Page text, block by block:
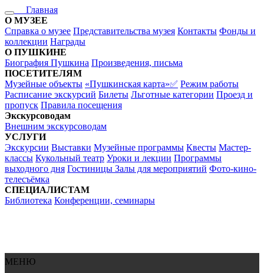
Главная
О МУЗЕЕ
Справка о музее Представительства музея Контакты Фонды и
коллекции Награды
О ПУШКИНЕ
Биография Пушкина Произведения, письма
ПОСЕТИТЕЛЯМ
Музейные объекты «Пушкинская карта»✅ Режим работы
Расписание экскурсий Билеты Льготные категории Проезд и
пропуск Правила посещения
Экскурсоводам
Внешним экскурсоводам
УСЛУГИ
Экскурсии Выставки Музейные программы Квесты Мастер-
классы Кукольный театр Уроки и лекции Программы
выходного дня Гостиницы Залы для мероприятий Фото-кино-
телесъёмка
СПЕЦИАЛИСТАМ
Библиотека Конференции, семинары
МЕНЮ